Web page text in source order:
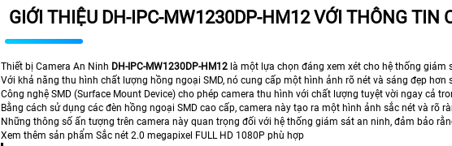
GIỚI THIỆU DH-IPC-MW1230DP-HM12 VỚI THÔNG TIN
Thiết bị Camera An Ninh DH-IPC-MW1230DP-HM12 là một lựa chọn đáng xem xét cho hệ thống giám
Với khả năng thu hình chất lượng hồng ngoại SMD, nó cung cấp một hình ảnh rõ nét và sáng đẹp
Công nghệ SMD (Surface Mount Device) cho phép camera thu hình với chất lượng tuyệt vời ngay cả
Bằng cách sử dụng các đèn hồng ngoại SMD cao cấp, camera này tạo ra một hình ảnh sắc nét và rõ
Những thông số ấn tượng trên camera này quan trọng đối với hệ thống giám sát an ninh, đảm bảo
Xem thêm sản phẩm Sắc nét 2.0 megapixel FULL HD 1080P phù hợp